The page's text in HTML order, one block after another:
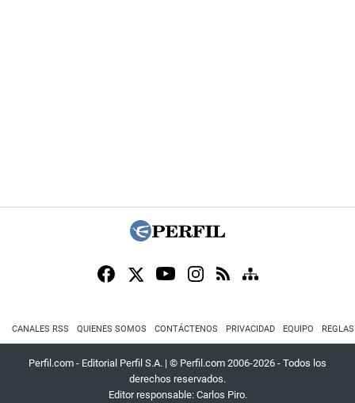
CANALES RSS QUIENES SOMOS CONTÁCTENOS PRIVACIDAD EQUIPO
Perfil.com - Editorial Perfil S.A. | © Perfil.com 2006-2026 - Todos los
derechos reservados.
Editor responsable: Carlos Piro.